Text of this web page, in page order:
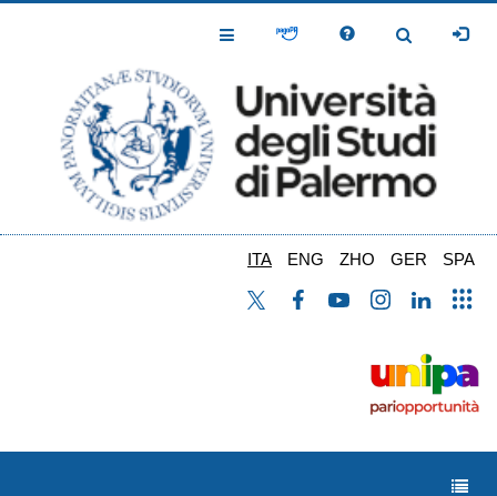
Toggle
Toggle
ITA ENG ZHO GER SPA